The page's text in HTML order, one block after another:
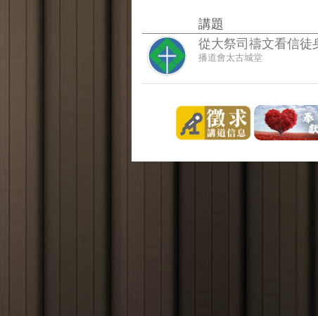
講題
從大祭司禱文看信徒
播道會太古城堂